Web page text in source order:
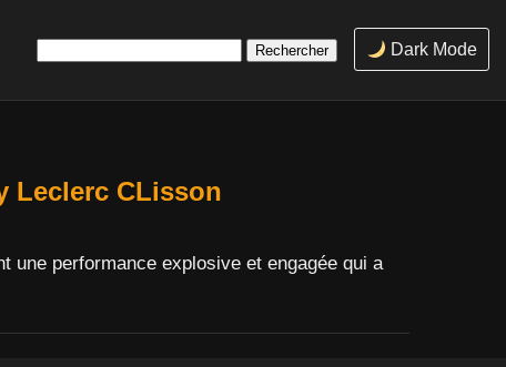
Dark Mode
Leclerc CLisson
une performance explosive et engagée qui a